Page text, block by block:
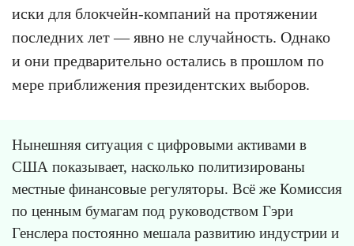
иски для блокчейн-компаний на протяжении
последних лет — явно не случайность. Однако
и они предварительно остались в прошлом по
мере приближения президентских выборов.
Нынешняя ситуация с цифровыми активами в
США показывает, насколько политизированы
местные финансовые регуляторы. Всё же Комиссия
по ценным бумагам под руководством Гэри
Генслера постоянно мешала развитию индустрии и